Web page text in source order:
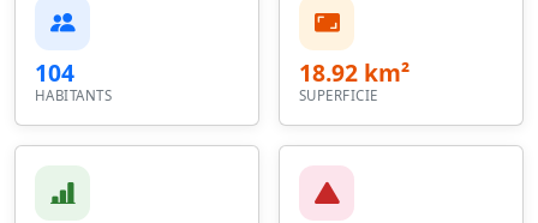
104
HABITANTS
18.92 km²
SUPERFICIE